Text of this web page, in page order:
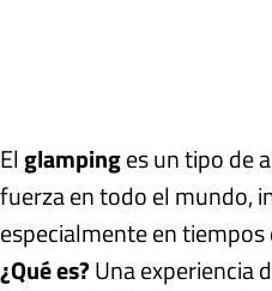
Elglampinges un tipo de
fuerza en todo el mundo,
especialmente en
¿Qué es?Una experiencia